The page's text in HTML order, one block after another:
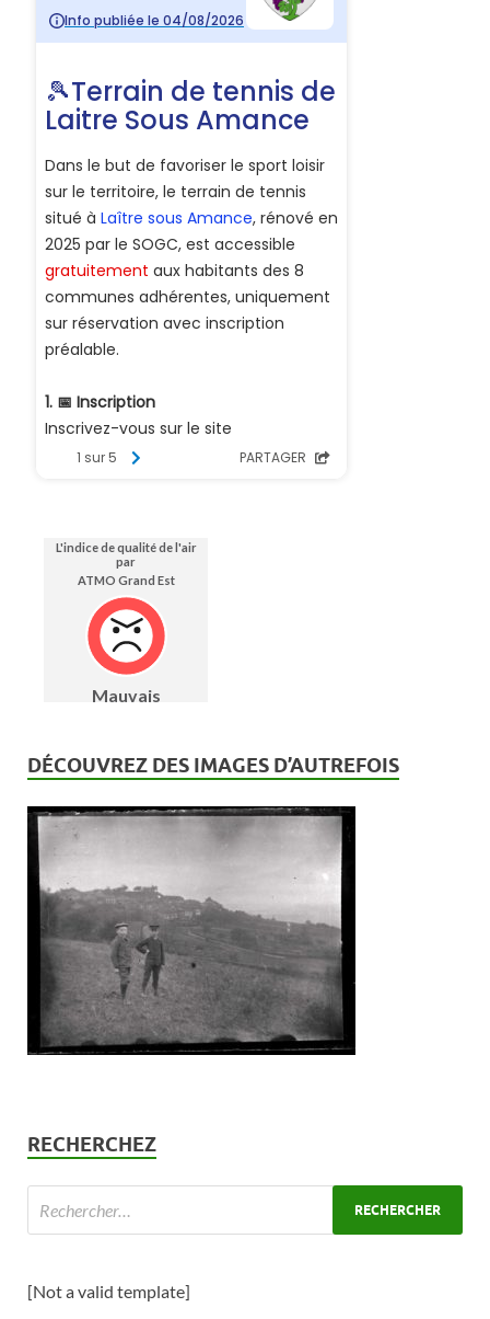
DÉCOUVREZ DES IMAGES D’AUTREFOIS
RECHERCHEZ
[Not a valid template]